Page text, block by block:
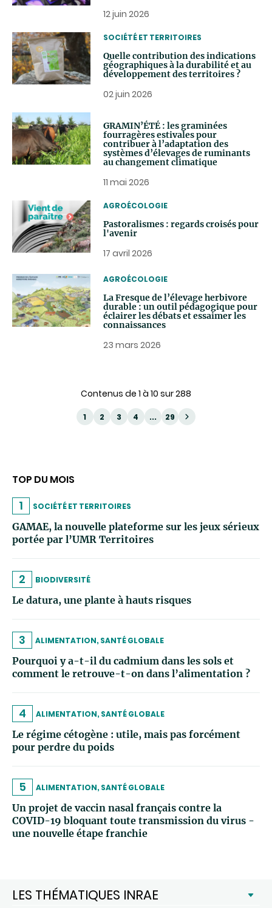
TOP DU MOIS
1 SOCIÉTÉ ET TERRITOIRES
GAMAE, la nouvelle plateforme sur les jeux sérieux
portée par l’UMR Territoires
2 BIODIVERSITÉ
Le datura, une plante à hauts risques
3 ALIMENTATION, SANTÉ GLOBALE
Pourquoi y a-t-il du cadmium dans les sols et
comment le retrouve-t-on dans l’alimentation ?
4 ALIMENTATION, SANTÉ GLOBALE
Le régime cétogène : utile, mais pas forcément
pour perdre du poids
5 ALIMENTATION, SANTÉ GLOBALE
Un projet de vaccin nasal français contre la
COVID-19 bloquant toute transmission du virus -
une nouvelle étape franchie
12 juin 2026
THEMATIC
SOCIÉTÉ ET TERRITOIRES
Quelle contribution des indications
géographiques à la durabilité et au
développement des territoires ?
02 juin 2026
GRAMIN’ÉTÉ : les graminées
fourragères estivales pour
contribuer à l’adaptation des
systèmes d’élevages de ruminants
au changement climatique
11 mai 2026
THEMATIC
AGROÉCOLOGIE
Pastoralismes : regards croisés pour
l'avenir
17 avril 2026
THEMATIC
AGROÉCOLOGIE
La Fresque de l’élevage herbivore
durable : un outil pédagogique pour
éclairer les débats et essaimer les
connaissances
23 mars 2026
Contenus de 1 à 10 sur 288
1 2 3 4 ... 29
LES THÉMATIQUES INRAE